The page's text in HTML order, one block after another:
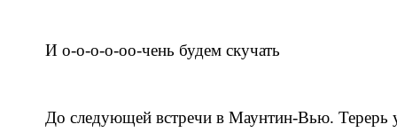
И о-о-о-о-оо-чень будем скучать
До следующей встречи в Маунтин-Вью. Терерь